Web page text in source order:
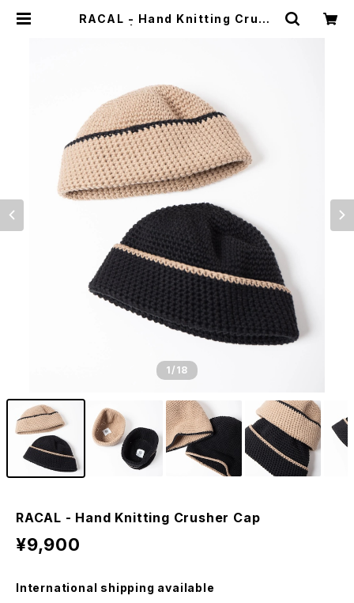
RACAL - Hand Knitting Crush
1/18
RACAL - Hand Knitting Crusher Cap
¥9,900
International shipping available